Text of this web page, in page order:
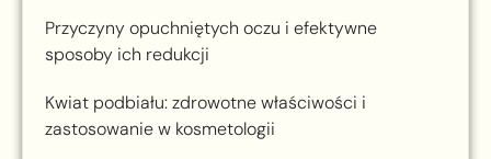
Przyczyny opuchniętych oczu i efektywne
sposoby ich redukcji
Kwiat podbiału: zdrowotne właściwości i
zastosowanie w kosmetologii